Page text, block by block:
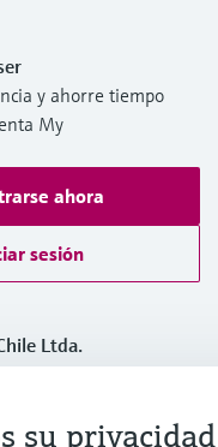
y ahorre tiempo
My
ahora
sesión
Ltda.
su privacidad